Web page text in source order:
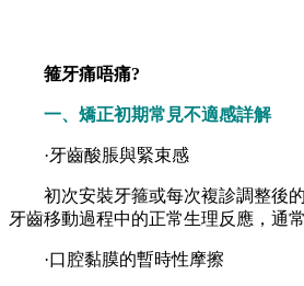
箍牙痛唔痛?
一、矯正初期常見不適感詳解
·牙齒酸脹與緊束感
初次安裝牙箍或每次複診調整後的
牙齒移動過程中的正常生理反應，通
·口腔黏膜的暫時性摩擦